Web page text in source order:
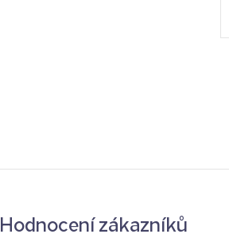
Hodnocení zákazníků